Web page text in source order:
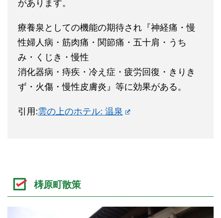
があります。
療養泉としての機能の期待され『神経痛・慢
性婦人病・筋肉痛・関節痛・五十肩・うち
み・くじき・慢性
消化器病・痔疾・冷え症・疲労回復・きりき
ず・火傷・慢性皮膚炎』等に効果がある。
引用:雲の上のホテル: 温泉
梼原町散策